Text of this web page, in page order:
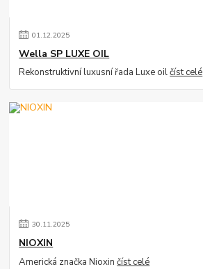
01.12.2025
Wella SP LUXE OIL
Rekonstruktivní luxusní řada Luxe oilčíst celé
30.11.2025
NIOXIN
Americká značka Nioxinčíst celé